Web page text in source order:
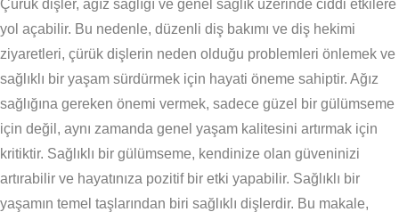
Çürük dişler, ağız sağlığı ve genel sağlık üzerinde ciddi etkilere
yol açabilir. Bu nedenle, düzenli diş bakımı ve diş hekimi
ziyaretleri, çürük dişlerin neden olduğu problemleri önlemek ve
sağlıklı bir yaşam sürdürmek için hayati öneme sahiptir. Ağız
sağlığına gereken önemi vermek, sadece güzel bir gülümseme
için değil, aynı zamanda genel yaşam kalitesini artırmak için
kritiktir. Sağlıklı bir gülümseme, kendinize olan güveninizi
artırabilir ve hayatınıza pozitif bir etki yapabilir. Sağlıklı bir
yaşamın temel taşlarından biri sağlıklı dişlerdir. Bu makale,